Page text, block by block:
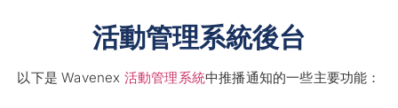
活動管理系統後台
以下是 Wavenex 活動管理系統中推播通知的一些主要功能：